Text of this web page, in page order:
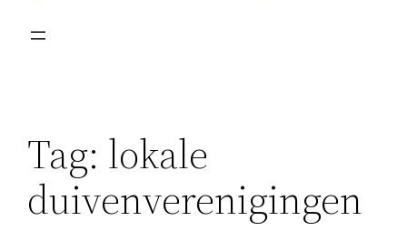
Tag: lokale
duivenverenigingen